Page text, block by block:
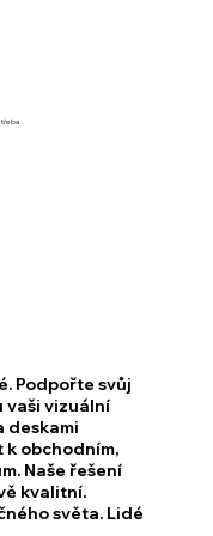
Podpořte svůj
vaši vizuální
deskami
obchodním,
Naše řešení
kvalitní.
světa. Lidé